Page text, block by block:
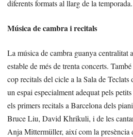
diferents formats al llarg de la temporada.
Música de cambra i recitals
La música de cambra guanya centralitat
estable de més de trenta concerts.
cop recitals del cicle a la Sala de
un espai especialment adequat pels
els primers recitals a Barcelona dels
Bruce Liu, David Khrikuli, i de les
Anja Mittermüller, així com la presència